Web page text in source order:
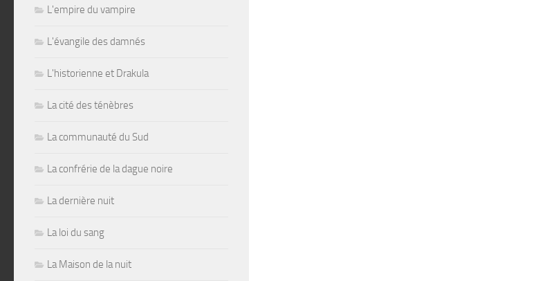
L'empire du vampire
L'évangile des damnés
L'historienne et Drakula
La cité des ténèbres
La communauté du Sud
La confrérie de la dague noire
La dernière nuit
La loi du sang
La Maison de la nuit